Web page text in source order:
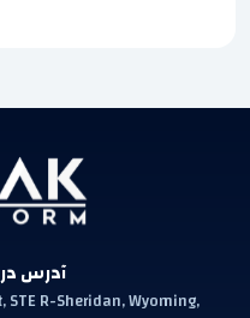
آدرس
STE R-Sheridan, Wyoming,